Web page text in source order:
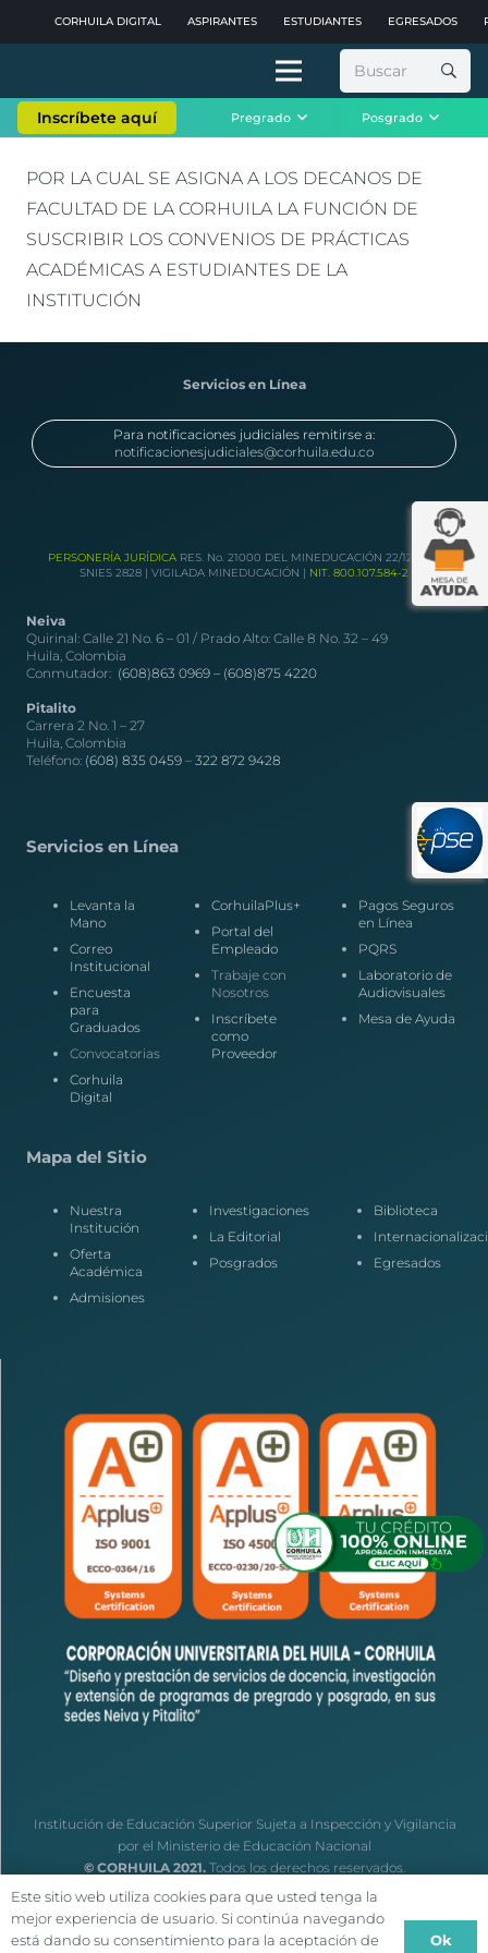
CORHUILA DIGITAL ASPIRANTES ESTUDIANTES EGRESADOS
Buscar:
Inscríbete aquí Pregrado Posgrado
POR LA CUAL SE ASIGNA A LOS DECANOS DE
FACULTAD DE LA CORHUILA LA FUNCIÓN DE
SUSCRIBIR LOS CONVENIOS DE PRÁCTICAS
ACADÉMICAS A ESTUDIANTES DE LA
INSTITUCIÓN
Servicios en Línea
Para notificaciones judiciales remitirse a:
notificacionesjudiciales@corhuila.edu.co
PERSONERÍA JURÍDICA RES. No. 21000 DEL MINEDUCACIÓN 22/12/1989
SNIES 2828 | VIGILADA MINEDUCACIÓN | NIT. 800.107.584-2
Neiva
Quirinal: Calle 21 No. 6 – 01 / Prado Alto: Calle 8 No. 32 – 49
Huila, Colombia
Conmutador: (608)863 0969 – (608)875 4220
Pitalito
Carrera 2 No. 1 – 27
Huila, Colombia
Teléfono: (608) 835 0459 – 322 872 9428
Servicios en Línea
Levanta la
Mano
Correo
Institucional
Encuesta
para
Graduados
Convocatorias
Corhuila
Digital
CorhuilaPlus+
Portal del
Empleado
Trabaje con
Nosotros
Inscríbete
como
Proveedor
Pagos Seguros
en Línea
PQRS
Laboratorio de
Audiovisuales
Mesa de Ayuda
Mapa del Sitio
Nuestra
Institución
Oferta
Académica
Admisiones
Investigaciones
La Editorial
Posgrados
Biblioteca
Egresados
Institución de Educación Superior Sujeta a Inspección y Vigilancia
por el Ministerio de Educación Nacional
© CORHUILA 2021. Todos los derechos reservados.
Este sitio web utiliza cookies para que usted tenga la
mejor experiencia de usuario. Si continúa navegando
está dando su consentimiento para la aceptación de
Ok